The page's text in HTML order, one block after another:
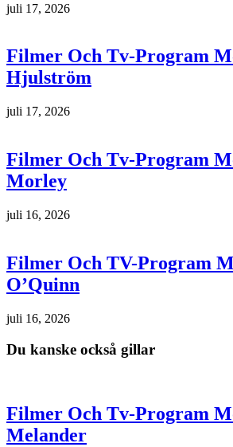
juli 17, 2026
Filmer Och Tv-Program
Hjulström
juli 17, 2026
Filmer Och Tv-Program
Morley
juli 16, 2026
Filmer Och TV-Program
O’Quinn
juli 16, 2026
Du kanske också gillar
Filmer Och Tv-Program
Melander